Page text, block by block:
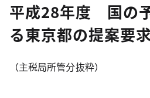
平成28年度 国の
る東京都の提案要求
（主税局所管分抜粋）